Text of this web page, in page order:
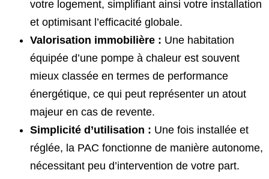
votre logement, simplifiant ainsi votre installation
et optimisant l’efficacité globale.
Valorisation immobilière : Une habitation
équipée d’une pompe à chaleur est souvent
mieux classée en termes de performance
énergétique, ce qui peut représenter un atout
majeur en cas de revente.
Simplicité d’utilisation : Une fois installée et
réglée, la PAC fonctionne de manière autonome,
nécessitant peu d’intervention de votre part.